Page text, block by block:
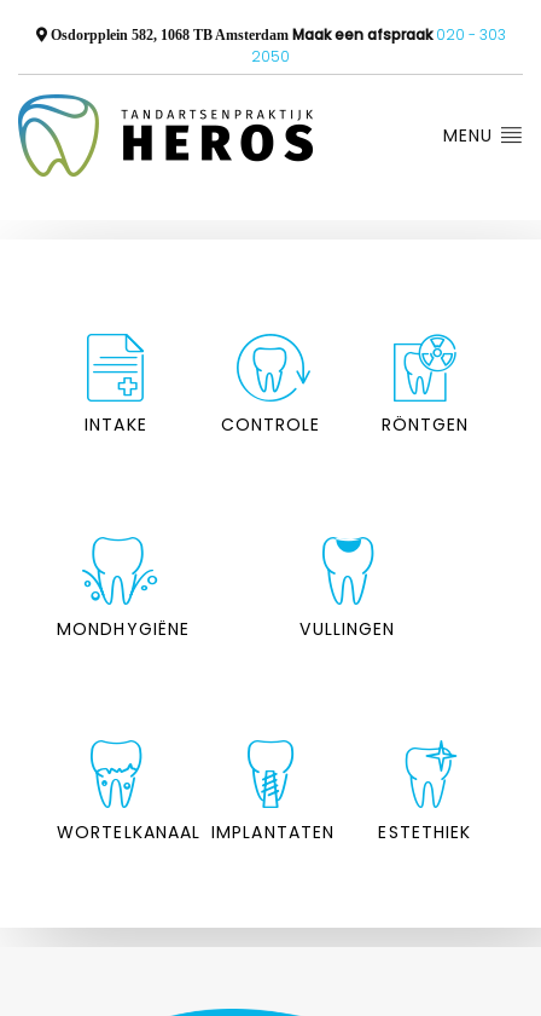
Osdorpplein 582, 1068 TB AmsterdamMaak een afspraak020 - 303
2050
MENU
INTAKE CONTROLE RÖNTGEN
MONDHYGIËNE VULLINGEN
WORTELKANAAL IMPLANTATEN ESTETHIEK